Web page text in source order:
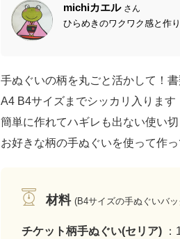
michiカエル さん
ひらめきのワクワク感と作
手ぬぐいの柄を丸ごと活かして！
A4 B4サイズまでシッカリ入ります
簡単に作れてハギレも出ない使い切
お好きな柄の手ぬぐいを使って作っ
材料 (B4サイズの手ぬぐいバ
チケット柄手ぬぐい(セリア)